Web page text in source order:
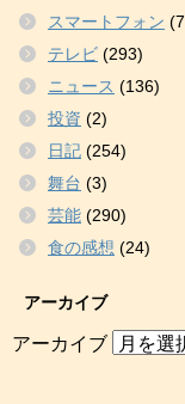
スマートフォン
テレビ (293)
ニュース (136)
投資 (2)
日記 (254)
舞台 (3)
芸能 (290)
食の感想 (24)
アーカイブ
アーカイブ